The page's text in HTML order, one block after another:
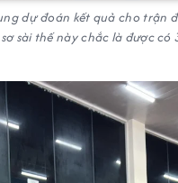
dự đoán kết quả cho trận
sài thế này chắc là được có